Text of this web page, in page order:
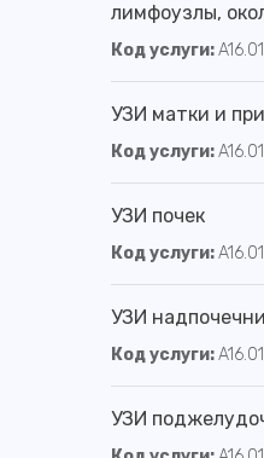
лимфоузлы,
Код услуги:
УЗИ матки и
Код услуги:
УЗИ почек
Код услуги:
УЗИ
Код услуги:
УЗИ